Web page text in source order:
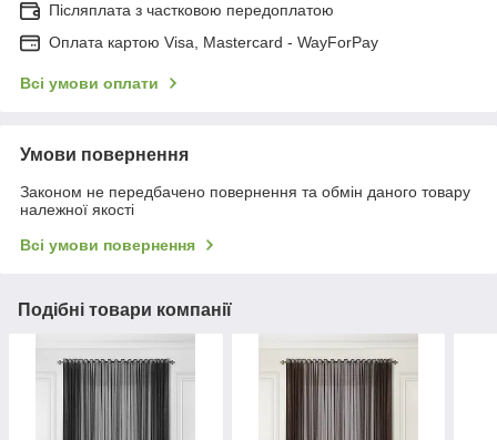
Післяплата з частковою передоплатою
Оплата картою Visa, Mastercard - WayForPay
Всі умови оплати
Умови повернення
Законом не передбачено повернення та обмін даного товару
належної якості
Всі умови повернення
Подібні товари компанії